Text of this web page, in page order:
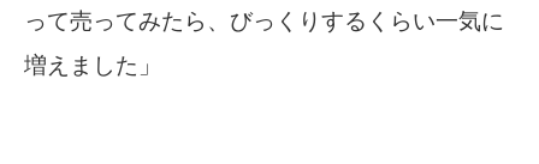
って売ってみたら、びっくりするくらい一気に
増えました」